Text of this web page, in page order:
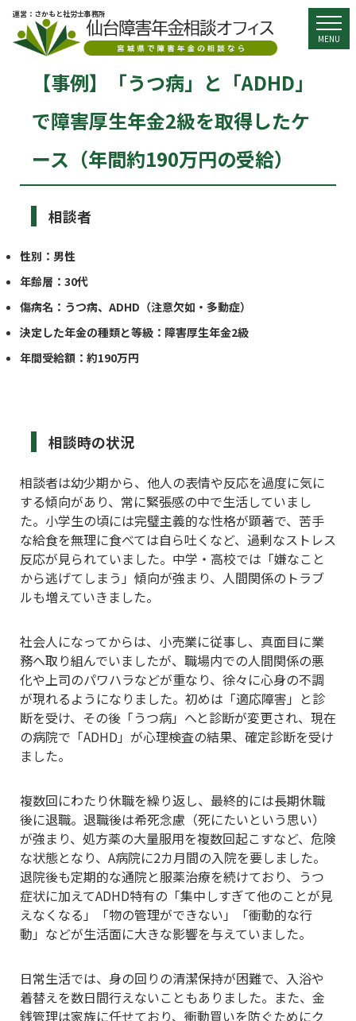
MENU
運営：さかもと社労士事務所
【事例】「うつ病」と「ADHD」
で障害厚生年金2級を取得したケ
ース（年間約190万円の受給）
相談者
性別：男性
年齢層：30代
傷病名：うつ病、ADHD（注意欠如・多動症）
決定した年金の種類と等級：障害厚生年金2級
年間受給額：約190万円
相談時の状況
相談者は幼少期から、他人の表情や反応を過度に気に
する傾向があり、常に緊張感の中で生活していまし
た。小学生の頃には完璧主義的な性格が顕著で、苦手
な給食を無理に食べては自ら吐くなど、過剰なストレス
反応が見られていました。中学・高校では「嫌なこと
から逃げてしまう」傾向が強まり、人間関係のトラブ
ルも増えていきました。
社会人になってからは、小売業に従事し、真面目に業
務へ取り組んでいましたが、職場内での人間関係の悪
化や上司のパワハラなどが重なり、徐々に心身の不調
が現れるようになりました。初めは「適応障害」と診
断を受け、その後「うつ病」へと診断が変更され、現在
の病院で「ADHD」が心理検査の結果、確定診断を受け
ました。
複数回にわたり休職を繰り返し、最終的には長期休職
後に退職。退職後は希死念慮（死にたいという思い）
が強まり、処方薬の大量服用を複数回起こすなど、危険
な状態となり、A病院に2カ月間の入院を要しました。
退院後も定期的な通院と服薬治療を続けており、うつ
症状に加えてADHD特有の「集中しすぎて他のことが見
えなくなる」「物の管理ができない」「衝動的な行
動」などが生活面に大きな影響を与えていました。
日常生活では、身の回りの清潔保持が困難で、入浴や
着替えを数日間行えないこともありました。また、金
銭管理は家族に任せており、衝動買いを防ぐためにク